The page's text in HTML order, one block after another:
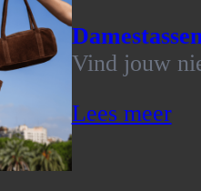
Vind jouw
Lees meer